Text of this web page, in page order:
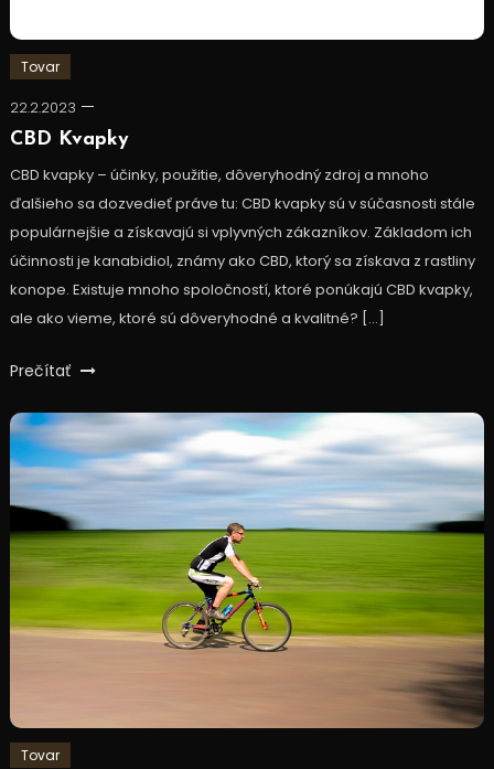
Tovar
22.2.2023
CBD Kvapky
CBD kvapky – účinky, použitie, dôveryhodný zdroj a mnoho
ďalšieho sa dozvedieť práve tu: CBD kvapky sú v súčasnosti stále
populárnejšie a získavajú si vplyvných zákazníkov. Základom ich
účinnosti je kanabidiol, známy ako CBD, ktorý sa získava z rastliny
konope. Existuje mnoho spoločností, ktoré ponúkajú CBD kvapky,
ale ako vieme, ktoré sú dôveryhodné a kvalitné? […]
Prečítať
Tovar